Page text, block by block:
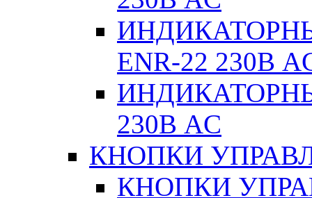
ENR-22 230В
230В AC
КНОПКИ
КНОПКИ